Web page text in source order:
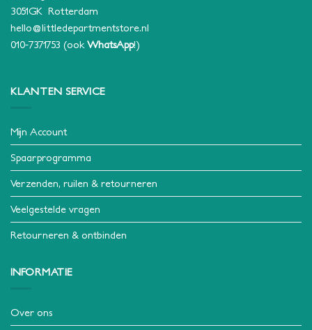
3051GK Rotterdam
hello@littledepartmentstore.nl
010-7371753 (ook WhatsApp!)
KLANTEN SERVICE
Mijn Account
Spaarprogramma
Verzenden, ruilen & retourneren
Veelgestelde vragen
Retourneren & ontbinden
INFORMATIE
Over ons